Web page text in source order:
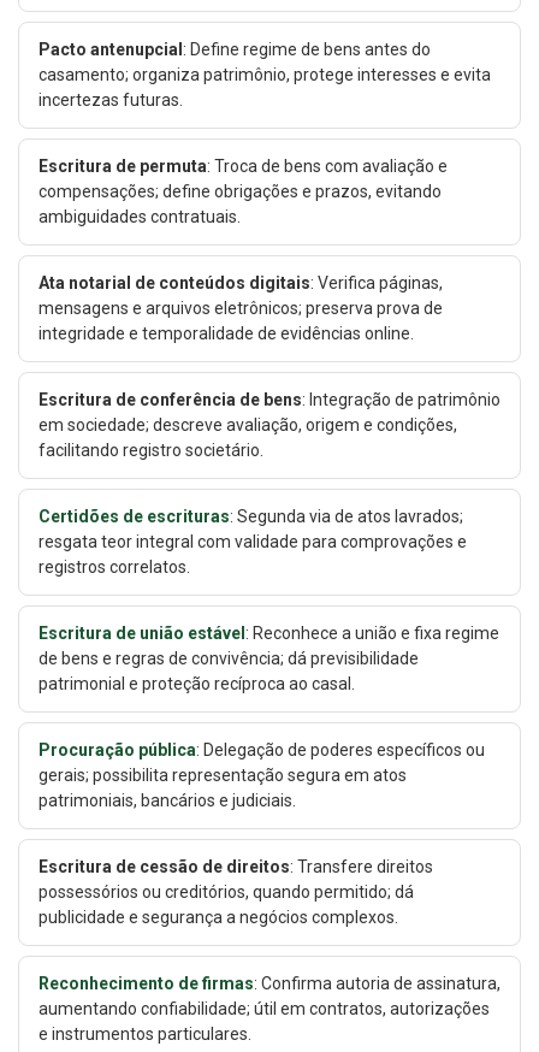
Pacto antenupcial : Define regime de bens antes do
casamento; organiza patrimônio, protege interesses e evita
incertezas futuras.
Escritura de permuta: Troca de bens com avaliação e
compensações; define obrigações e prazos, evitando
ambiguidades contratuais.
Ata notarial de conteúdos digitais: Verifica páginas,
mensagens e arquivos eletrônicos; preserva prova de
integridade e temporalidade de evidências online.
Escritura de conferência de bens: Integração de patrimônio
em sociedade; descreve avaliação, origem e condições,
facilitando registro societário.
Certidões de escrituras: Segunda via de atos lavrados;
resgata teor integral com validade para comprovações e
registros correlatos.
Escritura de união estável : Reconhece a união e fixa regime
de bens e regras de convivência; dá previsibilidade
patrimonial e proteção recíproca ao casal.
Procuração pública: Delegação de poderes específicos ou
gerais; possibilita representação segura em atos
patrimoniais, bancários e judiciais.
Escritura de cessão de direitos: Transfere direitos
possessórios ou creditórios, quando permitido; dá
publicidade e segurança a negócios complexos.
Reconhecimento de firmas: Confirma autoria de assinatura,
aumentando confiabilidade; útil em contratos, autorizações
e instrumentos particulares.